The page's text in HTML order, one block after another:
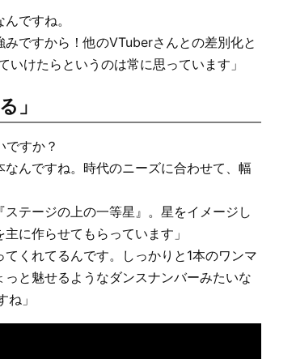
ですね。
みですから！他のVTuberさんとの差別化と
けたらというのは常に思っています」
」
すか？
なんですね。時代のニーズに合わせて、幅
テージの上の一等星』。星をイメージし
に作らせてもらっています」
くれてるんです。しっかりと1本のワンマ
と魅せるようなダンスナンバーみたいな
」